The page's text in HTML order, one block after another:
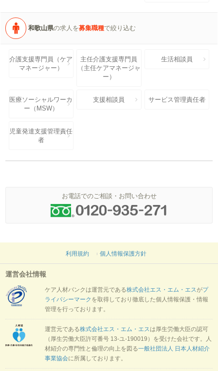
和歌山県の求人を募集職種で絞り込む
介護支援専門員（ケア
マネージャー）
主任介護支援専門員
（主任ケアマネージャ
ー）
生活相談員
医療ソーシャルワーカ
ー（MSW）
支援相談員 サービス管理責任者
児童発達支援管理責任
者
お電話でのご相談・お問い合わせ
利用規約 個人情報保護方針
運営会社情報
ケア人材バンクは運営元である株式会社エス・エム・エスがプ
ライバシーマーク を取得しており徹底した個人情報保護・情報
管理を行っております。
運営元である株式会社エス・エム・エスは厚生労働大臣の認可
（厚生労働大臣許可番号 13-ユ-190019）を受けた会社です。人
材紹介の専門性と倫理の向上を図る一般社団法人 日本人材紹介
事業協会に所属しております。